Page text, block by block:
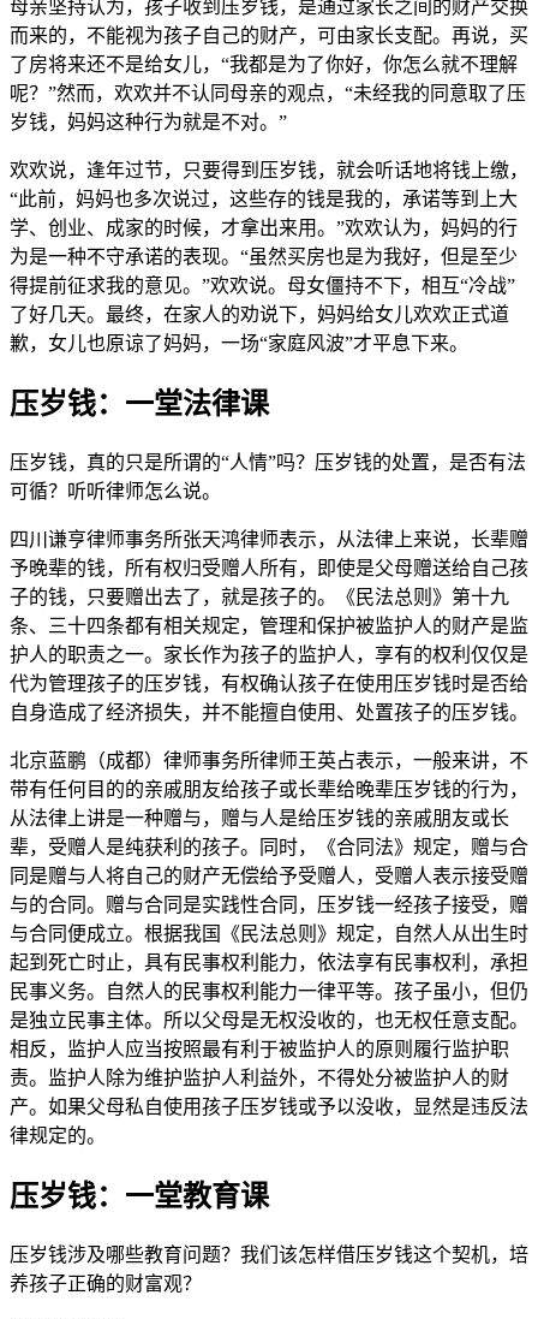
母亲坚持认为，孩子收到压岁钱，是通过家长之间的财产交换
而来的，不能视为孩子自己的财产，可由家长支配。再说，买
了房将来还不是给女儿，“我都是为了你好，你怎么就不理解
呢？”然而，欢欢并不认同母亲的观点，“未经我的同意取了压
岁钱，妈妈这种行为就是不对。”
欢欢说，逢年过节，只要得到压岁钱，就会听话地将钱上缴，
“此前，妈妈也多次说过，这些存的钱是我的，承诺等到上大
学、创业、成家的时候，才拿出来用。”欢欢认为，妈妈的行
为是一种不守承诺的表现。“虽然买房也是为我好，但是至少
得提前征求我的意见。”欢欢说。母女僵持不下，相互“冷战”
了好几天。最终，在家人的劝说下，妈妈给女儿欢欢正式道
歉，女儿也原谅了妈妈，一场“家庭风波”才平息下来。
压岁钱：一堂法律课
压岁钱，真的只是所谓的“人情”吗？压岁钱的处置，是否有法
可循？听听律师怎么说。
四川谦亨律师事务所张天鸿律师表示，从法律上来说，长辈赠
予晚辈的钱，所有权归受赠人所有，即使是父母赠送给自己孩
子的钱，只要赠出去了，就是孩子的。《民法总则》第十九
条、三十四条都有相关规定，管理和保护被监护人的财产是监
护人的职责之一。家长作为孩子的监护人，享有的权利仅仅是
代为管理孩子的压岁钱，有权确认孩子在使用压岁钱时是否给
自身造成了经济损失，并不能擅自使用、处置孩子的压岁钱。
北京蓝鹏（成都）律师事务所律师王英占表示，一般来讲，不
带有任何目的的亲戚朋友给孩子或长辈给晚辈压岁钱的行为，
从法律上讲是一种赠与，赠与人是给压岁钱的亲戚朋友或长
辈，受赠人是纯获利的孩子。同时，《合同法》规定，赠与合
同是赠与人将自己的财产无偿给予受赠人，受赠人表示接受赠
与的合同。赠与合同是实践性合同，压岁钱一经孩子接受，赠
与合同便成立。根据我国《民法总则》规定，自然人从出生时
起到死亡时止，具有民事权利能力，依法享有民事权利，承担
民事义务。自然人的民事权利能力一律平等。孩子虽小，但仍
是独立民事主体。所以父母是无权没收的，也无权任意支配。
相反，监护人应当按照最有利于被监护人的原则履行监护职
责。监护人除为维护监护人利益外，不得处分被监护人的财
产。如果父母私自使用孩子压岁钱或予以没收，显然是违反法
律规定的。
压岁钱：一堂教育课
压岁钱涉及哪些教育问题？我们该怎样借压岁钱这个契机，培
养孩子正确的财富观？